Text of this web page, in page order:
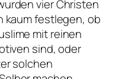
vier Christen
kaum festlegen, ob
mit reinen
sind, oder
solchen